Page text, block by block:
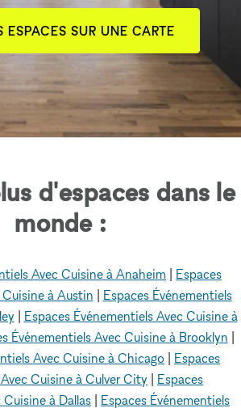
ESPACES SUR UNE CARTE
d'espaces dans le
monde :
Avec Cuisine à Anaheim
Espaces
à Austin
Espaces Événementiels
Espaces Événementiels Avec Cuisine à
Événementiels Avec Cuisine à Brooklyn
Avec Cuisine à Chicago
Espaces
Cuisine à Culver City
Espaces
à Dallas
Espaces Événementiels